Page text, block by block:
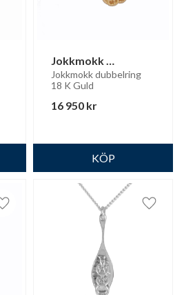
Jokkmokk
dubbelring 18K guld
Jokkmokk dubbelring
18 K Guld
16 950 kr
Lägg till i favoriter Lägg